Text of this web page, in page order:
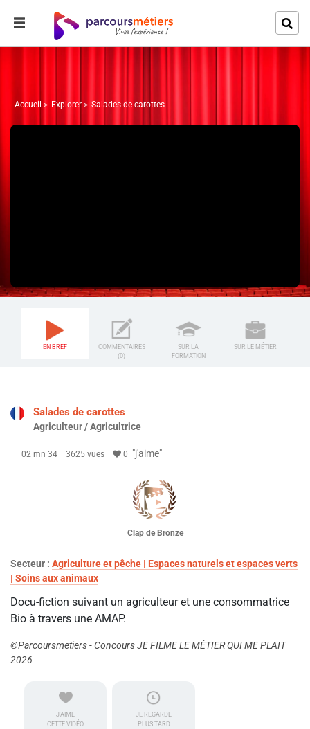
Accueil Explorer Salades de carottes
EN BREF
COMMENTAIRES
(0)
SUR LA
FORMATION
SUR LE MÉTIER
Salades de carottes
Agriculteur / Agricultrice
02 mn 34 3625 vues 0 "j'aime"
Clap de Bronze
Secteur : Agriculture et pêche | Espaces naturels et espaces verts
| Soins aux animaux
Docu-fiction suivant un agriculteur et une consommatrice
Bio à travers une AMAP.
©Parcoursmetiers - Concours JE FILME LE MÉTIER QUI ME PLAIT
2026
J'AIME
CETTE VIDÉO
JE REGARDE
PLUS TARD